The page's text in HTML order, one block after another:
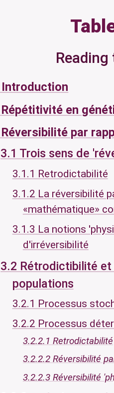
Introduction
en
par
3.1 Trois sens de
3.1.1 Retrodictabilité
3.1.2 La réversibilité
«mathématique»
3.1.3 La notions
d'irréversibilité
3.2 Rétrodictibilité
populations
3.2.1 Processus
3.2.2 Processus
3.2.2.1 Retrodictabilité
3.2.2.2 Réversibilité
3.2.2.3 Réversibilité